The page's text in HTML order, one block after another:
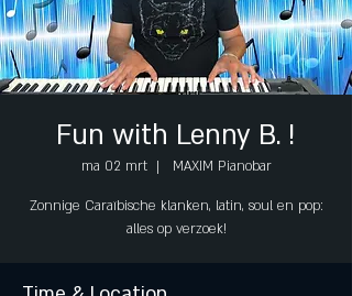
Fun with Lenny B. !
ma 02 mrt
  |
MAXIM Pianobar
Zonnige Caraïbische klanken, latin, soul en pop:
alles op verzoek!